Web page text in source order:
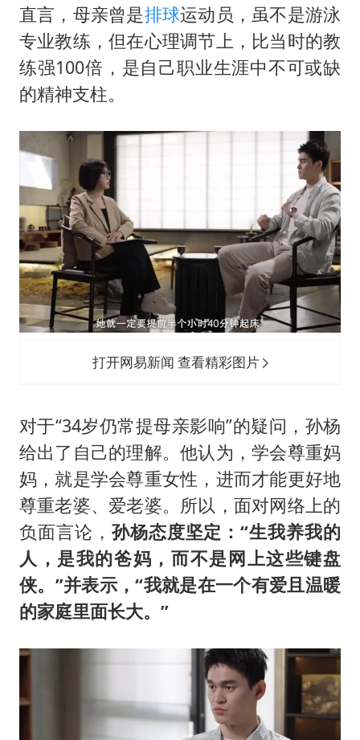
直言，母亲曾是排球运动员，虽不是游泳
专业教练，但在心理调节上，比当时的教
练强100倍，是自己职业生涯中不可或缺
的精神支柱。
打开网易新闻 查看精彩图片
对于“34岁仍常提母亲影响”的疑问，孙杨
给出了自己的理解。他认为，学会尊重妈
妈，就是学会尊重女性，进而才能更好地
尊重老婆、爱老婆。所以，面对网络上的
负面言论， 孙杨态度坚定：“生我养我的
人，是我的爸妈，而不是网上这些键盘
侠。”并表示，“我就是在一个有爱且温暖
的家庭里面长大。”